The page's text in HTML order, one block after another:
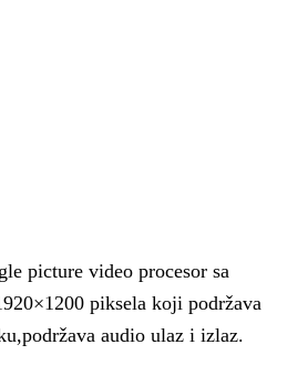
picture video procesor sa
piksela koji podržava
audio ulaz i izlaz.